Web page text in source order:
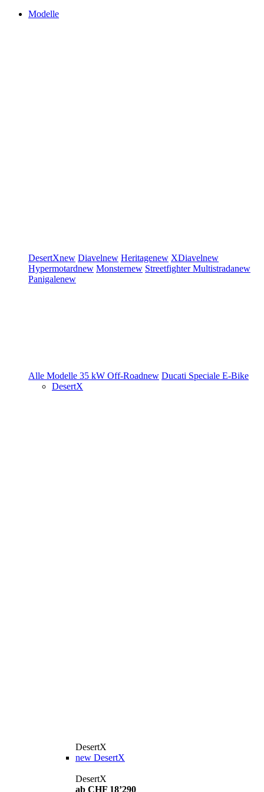
Modelle
DesertXnew Diavelnew Heritagenew XDiavelnew
Hypermotardnew Monsternew StreetfighterMultistradanew
Panigalenew
Alle Modelle 35 kW Off-Roadnew Ducati Speciale E-Bike
DesertX
DesertX
new DesertX
DesertX
ab CHF 18’290